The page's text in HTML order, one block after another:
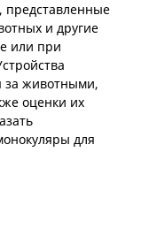
представленные
и другие
или при
за животными,
оценки их
для